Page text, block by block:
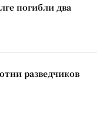
погибли два
разведчиков